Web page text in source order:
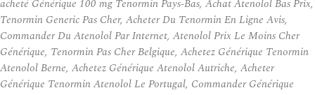
acheté Générique 100 mg Tenormin Pays-Bas, Achat Atenolol Bas Prix,
Tenormin Generic Pas Cher, Acheter Du Tenormin En Ligne Avis,
Commander Du Atenolol Par Internet, Atenolol Prix Le Moins Cher
Générique, Tenormin Pas Cher Belgique, Achetez Générique Tenormin
Atenolol Berne, Achetez Générique Atenolol Autriche, Acheter
Générique Tenormin Atenolol Le Portugal, Commander Générique